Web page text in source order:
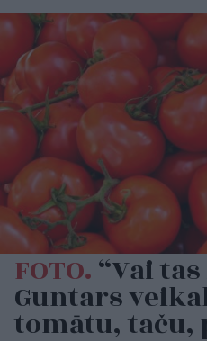
FOTO.“Vai
Guntars
tomātu, taču,